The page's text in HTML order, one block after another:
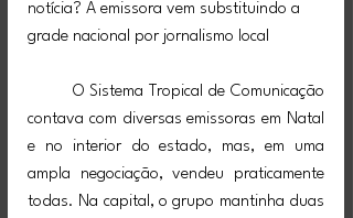
notícia? A emissora vem substituindo a
grade nacional por jornalismo local
contava com diversas emissoras em Natal
e no interior do estado, mas, em uma
ampla negociação, vendeu praticamente
todas. Na capital, o grupo mantinha duas